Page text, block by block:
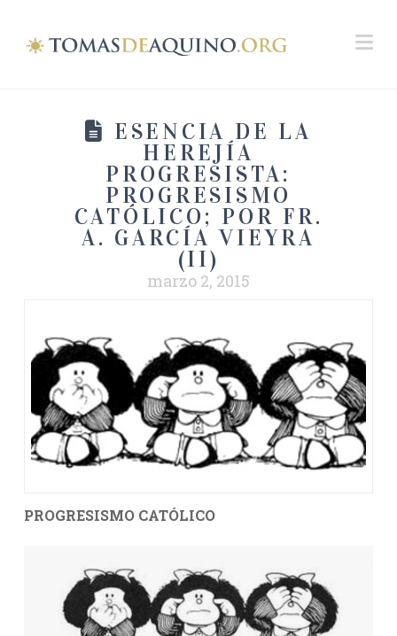
ESENCIA DE LA
HEREJÍA
PROGRESISTA:
PROGRESISMO
CATÓLICO; POR FR.
A. GARCÍA VIEYRA
(II)
marzo 2, 2015
PROGRESISMO CATÓLICO